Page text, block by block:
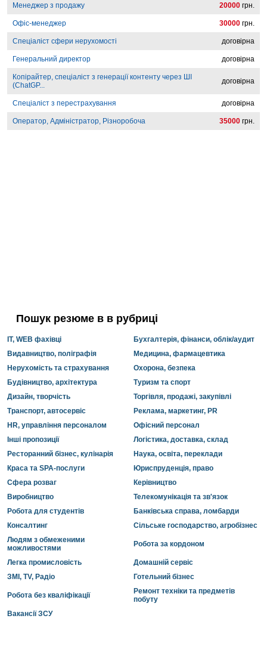
Менеджер з продажу 20000 грн.
Офіс-менеджер 30000 грн.
Спеціаліст сфери нерухомості договірна
Генеральний директор договірна
Копірайтер, спеціаліст з генерації контенту через ШІ
(ChatGP...
договірна
Спеціаліст з перестрахування договірна
Оператор, Адміністратор, Різноробоча 35000 грн.
Пошук резюме в в рубриці
IT, WEB фахівці
Бухгалтерія, фінанси, облік/аудит
Видавництво, поліграфія
Медицина, фармацевтика
Нерухомість та страхування
Охорона, безпека
Будівництво, архітектура
Туризм та спорт
Дизайн, творчість
Торгівля, продажі, закупівлі
Транспорт, автосервіс
Реклама, маркетинг, PR
HR, управління персоналом
Офісний персонал
Інші пропозиції
Логістика, доставка, склад
Ресторанний бізнес, кулінарія
Наука, освіта, переклади
Краса та SPA-послуги
Юриспруденція, право
Сфера розваг
Керівництво
Виробництво
Телекомунікація та зв'язок
Робота для студентів
Банківська справа, ломбарди
Консалтинг
Сільське господарство, агробізнес
Людям з обмеженими
можливостями
Робота за кордоном
Легка промисловість
Домашній сервіс
ЗМІ, TV, Радіо
Готельний бізнес
Робота без кваліфікації
Ремонт техніки та предметів
побуту
Вакансії ЗСУ